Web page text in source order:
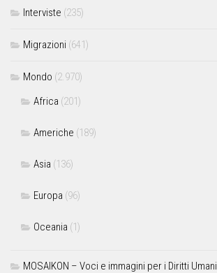
Interviste (235)
Migrazioni (641)
Mondo (2.970)
Africa (201)
Americhe (189)
Asia (136)
Europa (96)
Oceania (1)
MOSAIKON – Voci e immagini per i Diritti Umani